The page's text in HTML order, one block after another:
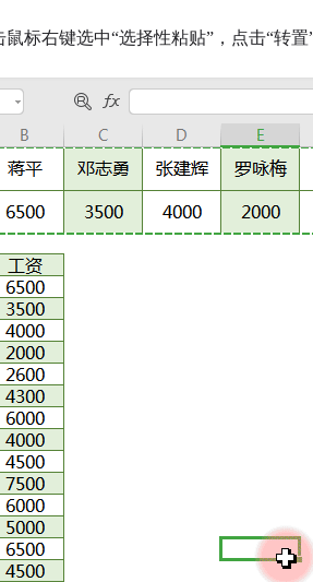
标右键选中“选择性粘贴”， 点击“转置